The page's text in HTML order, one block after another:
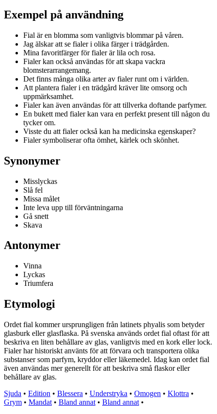
Exempel på användning
Fial är en blomma som vanligtvis blommar på våren.
Jag älskar att se fialer i olika färger i trädgården.
Mina favoritfärger för fialer är lila och rosa.
Fialer kan också användas för att skapa vackra
blomsterarrangemang.
Det finns många olika arter av fialer runt om i världen.
Att plantera fialer i en trädgård kräver lite omsorg och
uppmärksamhet.
Fialer kan även användas för att tillverka doftande parfymer.
En bukett med fialer kan vara en perfekt present till någon du
tycker om.
Visste du att fialer också kan ha medicinska egenskaper?
Fialer symboliserar ofta ömhet, kärlek och skönhet.
Synonymer
Misslyckas
Slå fel
Missa målet
Inte leva upp till förväntningarna
Gå snett
Skava
Antonymer
Vinna
Lyckas
Triumfera
Etymologi
Ordet fial kommer ursprungligen från latinets phyalis som betyder
glasburk eller glasflaska. På svenska används ordet fial oftast för att
beskriva en liten behållare av glas, vanligtvis med en kork eller lock.
Fialer har historiskt använts för att förvara och transportera olika
substanser som parfym, kryddor eller läkemedel. Idag kan ordet fial
även användas mer generellt för att beskriva små flaskor eller
behållare av glas.
Sjuda • Edition • Blessera • Understryka • Omogen • Klottra •
Grym • Mandat • Bland annat • Bland annat •